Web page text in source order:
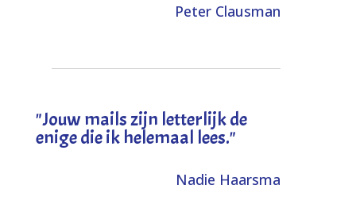
Peter Clausman
"Jouw mails zijn letterlijk de
enige die ik helemaal lees."
Nadie Haarsma